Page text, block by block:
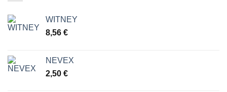
WITNEY
8,56 €
NEVEX
2,50 €